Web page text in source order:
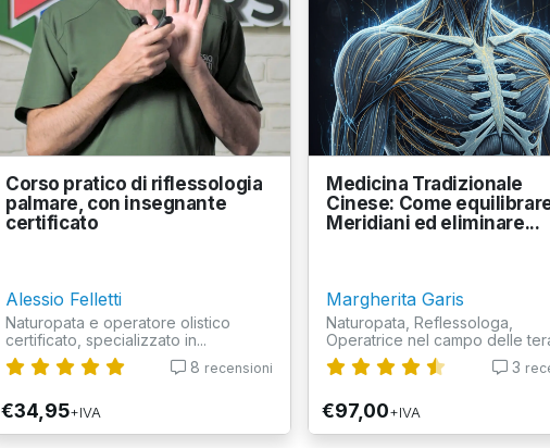
Corso pratico di riflessologia
palmare, con insegnante
certificato
Alessio Felletti
Naturopata e operatore olistico
certificato, specializzato in...
8 recensioni
€34,95+IVA
Medicina Tradizionale
Cinese: Come
Meridiani ed eliminare...
Margherita Garis
Naturopata, Reflessologa,
Operatrice nel campo delle
3
€97,00+IVA